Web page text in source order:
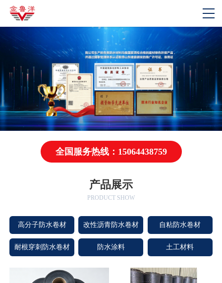
全国服务热线：15064438759
产品展示
PRODUCT SHOW
高分子防水卷材 改性沥青防水卷材 自粘防水卷材
耐根穿刺防水卷材 防水涂料 土工材料